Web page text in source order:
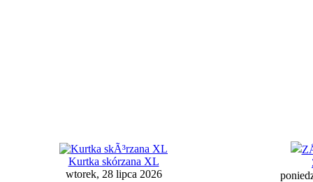
Kurtka skórzana XL
wtorek, 28 lipca 2026